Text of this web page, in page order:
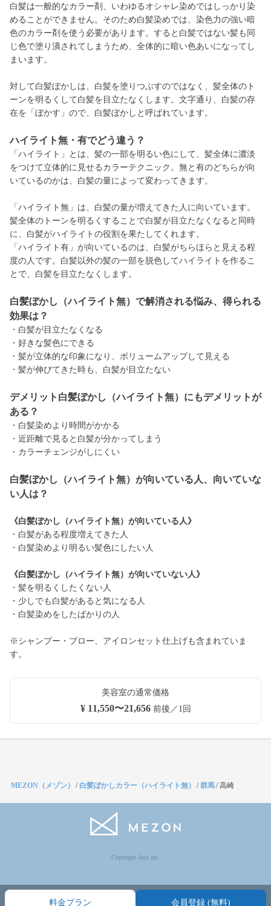
白髪は一般的なカラー剤、いわゆるオシャレ染めではしっかり染
めることができません。そのため白髪染めでは、染色力の強い暗
色のカラー剤を使う必要があります。すると白髪ではない髪も同
じ色で塗り潰されてしまうため、全体的に暗い色あいになってし
まいます。
対して白髪ぼかしは、白髪を塗りつぶすのではなく、髪全体のト
ーンを明るくして白髪を目立たなくします。文字通り、白髪の存
在を「ぼかす」ので、白髪ぼかしと呼ばれています。
ハイライト無・有でどう違う？
「ハイライト」とは、髪の一部を明るい色にして、髪全体に濃淡
をつけて立体的に見せるカラーテクニック。無と有のどちらが向
いているのかは、白髪の量によって変わってきます。
「ハイライト無」は、白髪の量が増えてきた人に向いています。
髪全体のトーンを明るくすることで白髪が目立たなくなると同時
に、白髪がハイライトの役割を果たしてくれます。
「ハイライト有」が向いているのは、白髪がちらほらと見える程
度の人です。白髪以外の髪の一部を脱色してハイライトを作るこ
とで、白髪を目立たなくします。
白髪ぼかし（ハイライト無）で解消される悩み、得られる
効果は？
・白髪が目立たなくなる
・好きな髪色にできる
・髪が立体的な印象になり、ボリュームアップして見える
・髪が伸びてきた時も、白髪が目立たない
デメリット白髪ぼかし（ハイライト無）にもデメリットが
ある？
・白髪染めより時間がかかる
・近距離で見ると白髪が分かってしまう
・カラーチェンジがしにくい
白髪ぼかし（ハイライト無）が向いている人、向いていな
い人は？
《白髪ぼかし（ハイライト無）が向いている人》
・白髪がある程度増えてきた人
・白髪染めより明るい髪色にしたい人
《白髪ぼかし（ハイライト無）が向いていない人》
・髪を明るくしたくない人
・少しでも白髪があると気になる人
・白髪染めをしたばかりの人
※シャンプー・ブロー、アイロンセット仕上げも含まれていま
す。
美容室の通常価格
¥ 11,550〜21,656前後／1回
料金プラン 会員登録 (無料)
MEZON（メゾン） / 白髪ぼかしカラー（ハイライト無） /群馬/高崎
Copyright Jocy inc.